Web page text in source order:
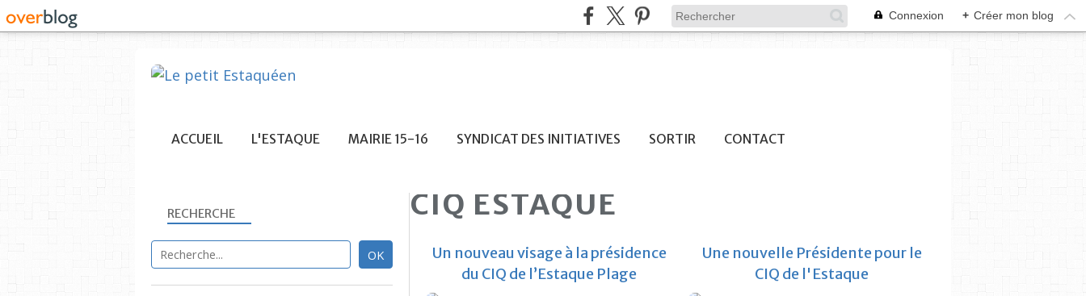
Connexion + Créer mon blog
ACCUEIL L'ESTAQUE MAIRIE 15-16 SYNDICAT DES INITIATIVES SORTIR CONTACT
CIQ ESTAQUE
Un nouveau visage à la présidence
du CIQ de l’Estaque Plage
Une nouvelle Présidente pour le
CIQ de l'Estaque
RECHERCHE